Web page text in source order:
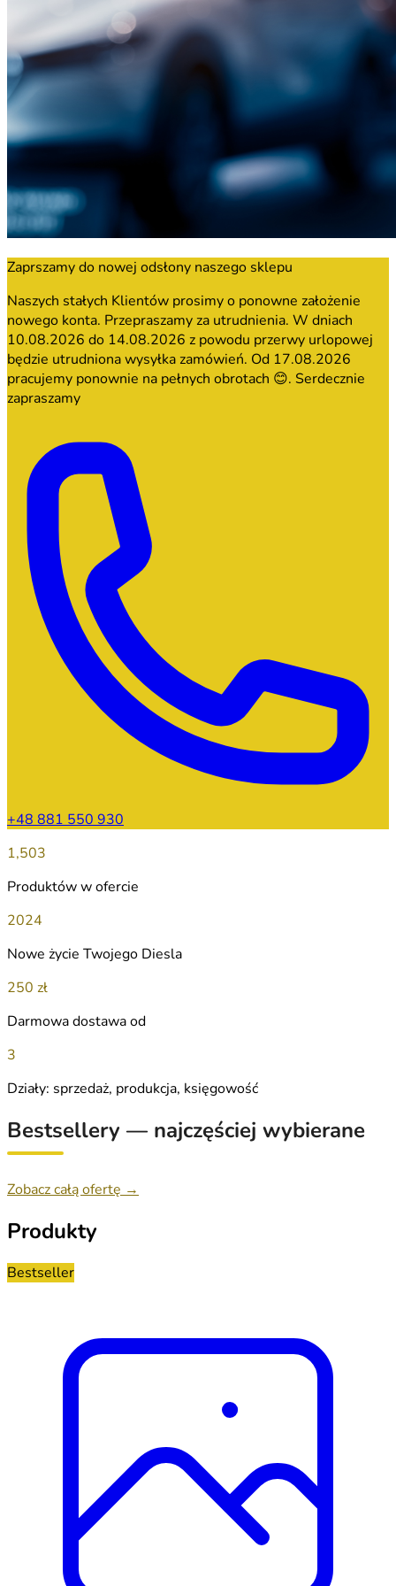
Zaprszamy do nowej odsłony naszego sklepu
Naszych stałych Klientów prosimy o ponowne założenie
nowego konta. Przepraszamy za utrudnienia. W dniach
10.08.2026 do 14.08.2026 z powodu przerwy urlopowej
będzie utrudniona wysyłka zamówień. Od 17.08.2026
pracujemy ponownie na pełnych obrotach 😊. Serdecznie
zapraszamy
+48 881 550 930
1,503
Produktów w ofercie
2024
Nowe życie Twojego Diesla
250 zł
Darmowa dostawa od
3
Działy: sprzedaż, produkcja, księgowość
Bestsellery — najczęściej wybierane
Zobacz całą ofertę →
Produkty
Bestseller